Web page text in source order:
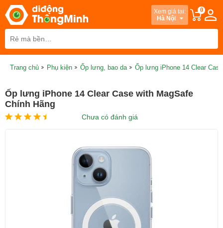
Xem giá tại:
Hà Nội
0
Trang chủ Phụ kiện Ốp lưng, bao da Ốp lưng iPhone 14 Clear
Ốp lưng iPhone 14 Clear Case with MagSafe
Chính Hãng
Chưa có đánh giá